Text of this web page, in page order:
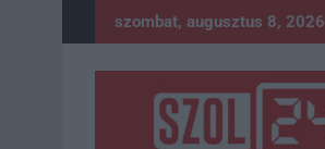
to
szombat, augusztus 8, 2026